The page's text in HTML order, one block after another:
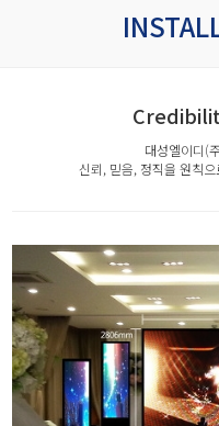
대성엘이디(
신뢰, 믿음, 정직을 원칙